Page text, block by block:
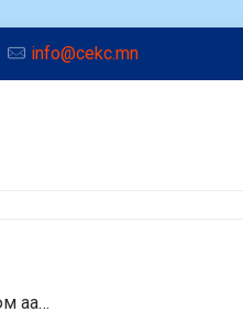
info@cekc.mn
аа…